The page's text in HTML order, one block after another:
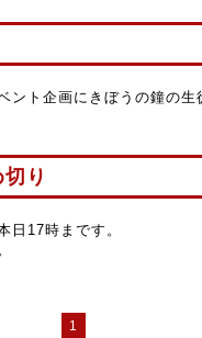
ント企画にきぼうの鐘の生
り
日17時まです。
1